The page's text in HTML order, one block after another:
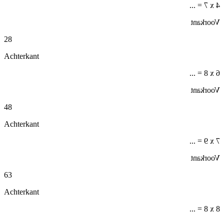
4 x 7 = ...
Voorkant
28
Achterkant
6 x 8 = ...
Voorkant
48
Achterkant
7 x 9 = ...
Voorkant
63
Achterkant
8 x 8 = ...